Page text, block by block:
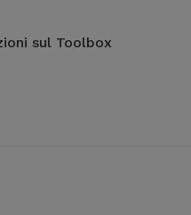
sul Toolbox